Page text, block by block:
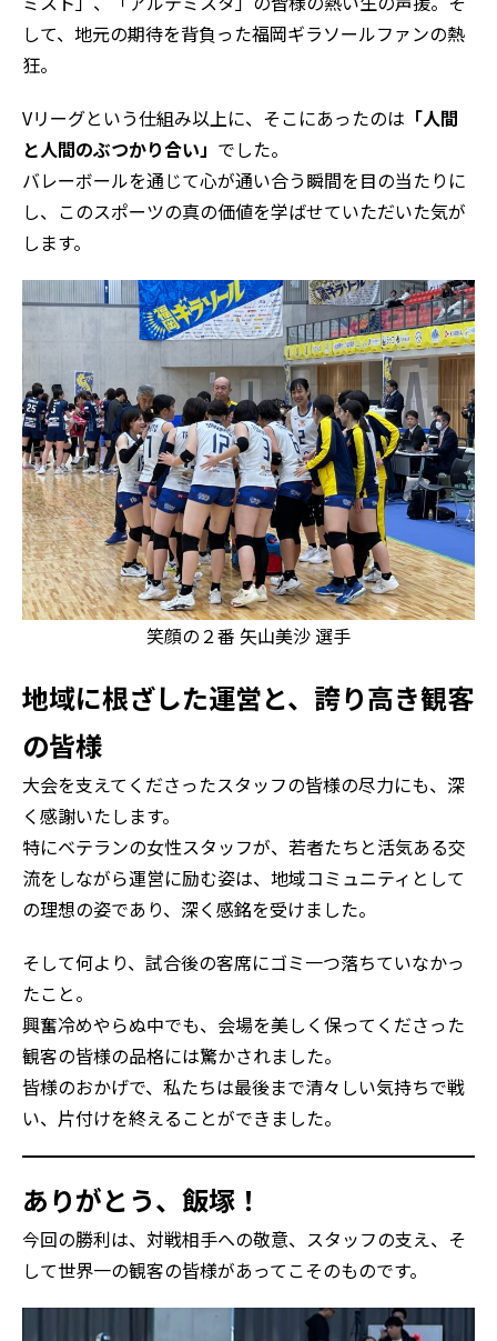
して、地元の期待を背負った福岡ギラソールファンの熱
狂。
Vリーグという仕組み以上に、そこにあったのは 「人間
と人間のぶつかり合い」 でした。
バレーボールを通じて心が通い合う瞬間を目の当たりに
し、このスポーツの真の価値を学ばせていただいた気が
します。
笑顔の２番 矢山美沙 選手
地域に根ざした運営と、誇り高き観客
の皆様
大会を支えてくださったスタッフの皆様の尽力にも、深
く感謝いたします。
特にベテランの女性スタッフが、若者たちと活気ある交
流をしながら運営に励む姿は、地域コミュニティとして
の理想の姿であり、深く感銘を受けました。
そして何より、試合後の客席にゴミ一つ落ちていなかっ
たこと。
興奮冷めやらぬ中でも、会場を美しく保ってくださった
観客の皆様の品格には驚かされました。
皆様のおかげで、私たちは最後まで清々しい気持ちで戦
い、片付けを終えることができました。
ありがとう、飯塚！
今回の勝利は、対戦相手への敬意、スタッフの支え、そ
して世界一の観客の皆様があってこそのものです。